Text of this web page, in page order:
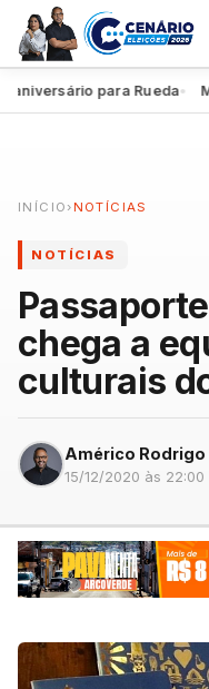
para Rueda●
INÍCIO › NOTÍCIAS
NOTÍCIAS
chega a
culturais
Américo Rodrigo
15/12/2020 às 22:00